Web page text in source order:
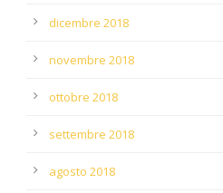
dicembre 2018
novembre 2018
ottobre 2018
settembre 2018
agosto 2018